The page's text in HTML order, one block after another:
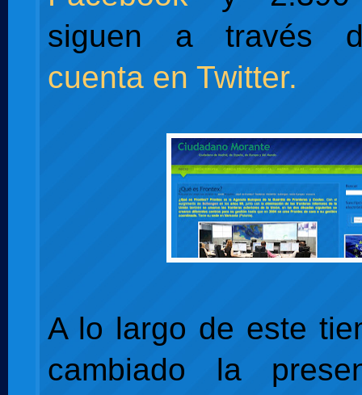
siguen a través
cuenta en Twitter.
A lo largo de este
cambiado la